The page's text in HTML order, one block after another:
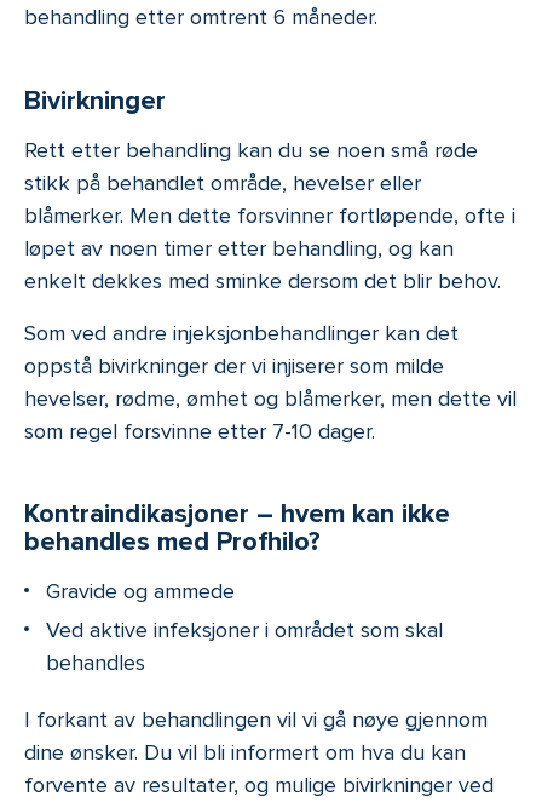
behandling etter omtrent 6 måneder.
Bivirkninger
Rett etter behandling kan du se noen små røde
stikk på behandlet område, hevelser eller
blåmerker. Men dette forsvinner fortløpende, ofte i
løpet av noen timer etter behandling, og kan
enkelt dekkes med sminke dersom det blir behov.
Som ved andre injeksjonbehandlinger kan det
oppstå bivirkninger der vi injiserer som milde
hevelser, rødme, ømhet og blåmerker, men dette vil
som regel forsvinne etter 7-10 dager.
Kontraindikasjoner – hvem kan ikke
behandles med Profhilo?
Gravide og ammede
Ved aktive infeksjoner i området som skal
behandles
I forkant av behandlingen vil vi gå nøye gjennom
dine ønsker. Du vil bli informert om hva du kan
forvente av resultater, og mulige bivirkninger ved